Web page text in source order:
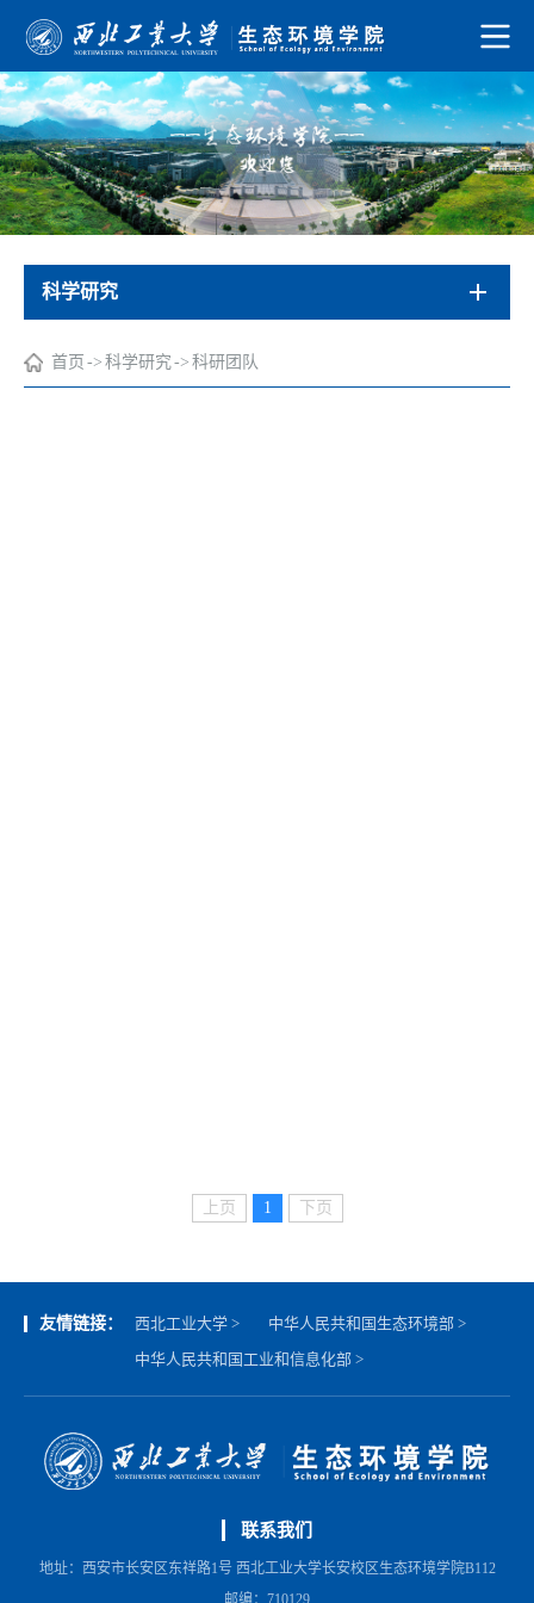
科学研究
首页 -> 科学研究 -> 科研团队
上页 1 下页
友情链接： 西北工业大学 >
中华人民共和国生态环境部 >
中华人民共和国工业和信息化部 >
联系我们
地址：西安市长安区东祥路1号 西北工业大学长安校区生态环境学院B112
邮编：710129